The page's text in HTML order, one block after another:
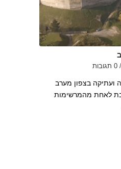
/ 0 תגובות
ועתיקה בצפון מערב
לאחת מהמרשימות